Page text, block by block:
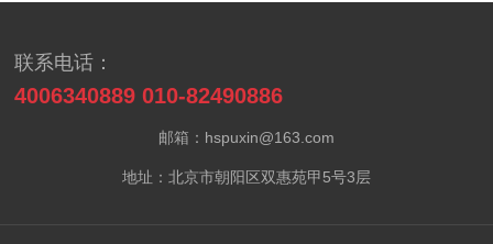
联系电话：
4006340889 010-82490886
邮箱：hspuxin@163.com
地址：北京市朝阳区双惠苑甲5号3层